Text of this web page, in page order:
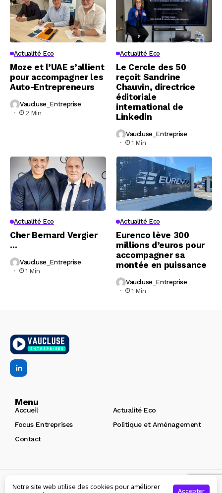
Actualité Eco
Moze et l’UAE s’allient
pour accompagner les
Auto-Entrepreneurs
Vaucluse_Entreprise
2 Min
Actualité Eco
Le Cercle des 50
reçoit Sandrine
Chauvin, directrice
éditoriale
international de
Linkedin
Vaucluse_Entreprise
1 Min
Actualité Eco
Cher Bernard Vergier
…
Vaucluse_Entreprise
1 Min
Actualité Eco
Eurenco lève 300
millions d’euros pour
accompagner sa
montée en puissance
Vaucluse_Entreprise
1 Min
Menu
Accueil
Actualité Eco
Focus Entreprises
Politique et Aménagement
Contact
internet Avignon : Arôme
Notre site web utilise des cookies pour améliorer
Accepter